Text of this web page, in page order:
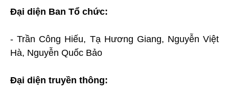
Đại diện Ban Tổ chức:
- Trần Công Hiếu, Tạ Hương Giang, Nguyễn Việt
Hà, Nguyễn Quốc Bảo
Đại diện truyền thông: